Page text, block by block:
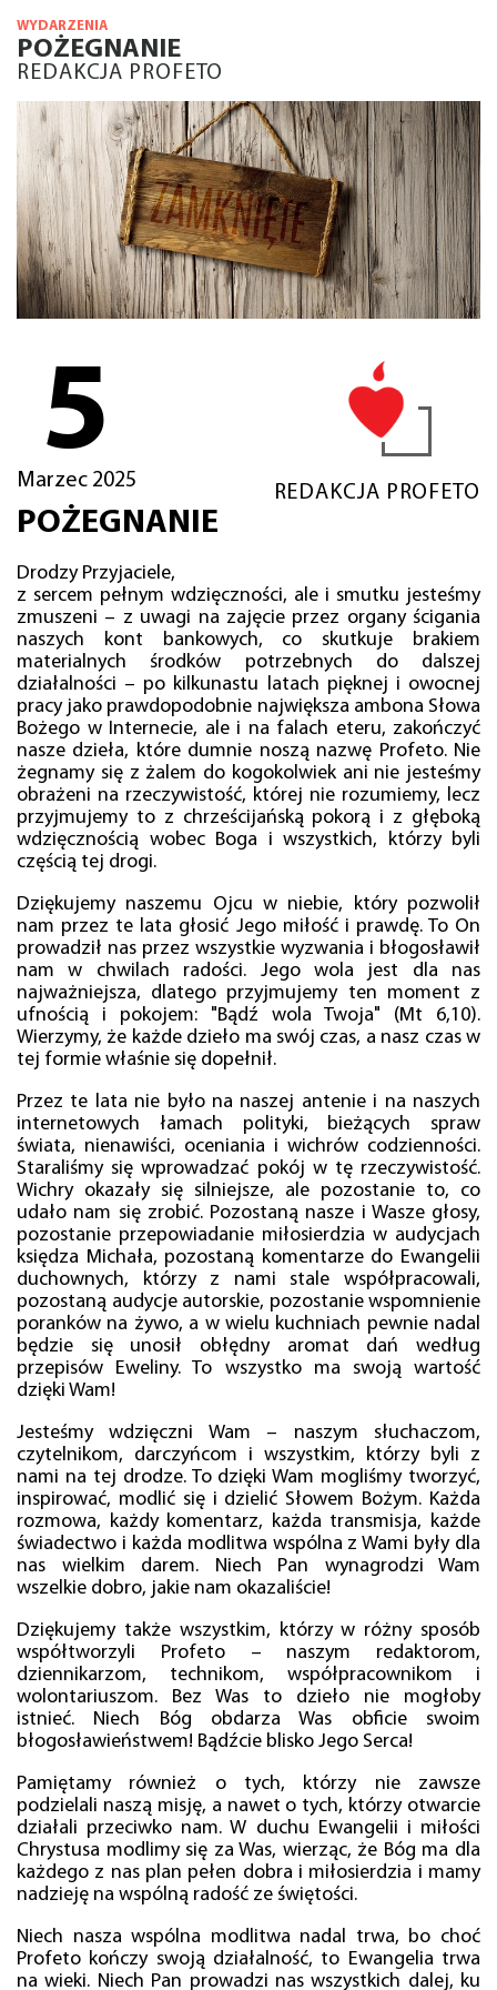
WYDARZENIA
POŻEGNANIE
REDAKCJA PROFETO
5
Marzec 2025
REDAKCJA PROFETO
POŻEGNANIE
Drodzy Przyjaciele,
z sercem pełnym wdzięczności, ale i smutku jesteśmy
zmuszeni – z uwagi na zajęcie przez organy ścigania
naszych kont bankowych, co skutkuje brakiem
materialnych środków potrzebnych do dalszej
działalności – po kilkunastu latach pięknej i owocnej
pracy jako prawdopodobnie największa ambona Słowa
Bożego w Internecie, ale i na falach eteru, zakończyć
nasze dzieła, które dumnie noszą nazwę Profeto. Nie
żegnamy się z żalem do kogokolwiek ani nie jesteśmy
obrażeni na rzeczywistość, której nie rozumiemy, lecz
przyjmujemy to z chrześcijańską pokorą i z głęboką
wdzięcznością wobec Boga i wszystkich, którzy byli
częścią tej drogi.
Dziękujemy naszemu Ojcu w niebie, który pozwolił
nam przez te lata głosić Jego miłość i prawdę. To On
prowadził nas przez wszystkie wyzwania i błogosławił
nam w chwilach radości. Jego wola jest dla nas
najważniejsza, dlatego przyjmujemy ten moment z
ufnością i pokojem: "Bądź wola Twoja" (Mt 6,10).
Wierzymy, że każde dzieło ma swój czas, a nasz czas w
tej formie właśnie się dopełnił.
Przez te lata nie było na naszej antenie i na naszych
internetowych łamach polityki, bieżących spraw
świata, nienawiści, oceniania i wichrów codzienności.
Staraliśmy się wprowadzać pokój w tę rzeczywistość.
Wichry okazały się silniejsze, ale pozostanie to, co
udało nam się zrobić. Pozostaną nasze i Wasze głosy,
pozostanie przepowiadanie miłosierdzia w audycjach
księdza Michała, pozostaną komentarze do Ewangelii
duchownych, którzy z nami stale współpracowali,
pozostaną audycje autorskie, pozostanie wspomnienie
poranków na żywo, a w wielu kuchniach pewnie nadal
będzie się unosił obłędny aromat dań według
przepisów Eweliny. To wszystko ma swoją wartość
dzięki Wam!
Jesteśmy wdzięczni Wam – naszym słuchaczom,
czytelnikom, darczyńcom i wszystkim, którzy byli z
nami na tej drodze. To dzięki Wam mogliśmy tworzyć,
inspirować, modlić się i dzielić Słowem Bożym. Każda
rozmowa, każdy komentarz, każda transmisja, każde
świadectwo i każda modlitwa wspólna z Wami były dla
nas wielkim darem. Niech Pan wynagrodzi Wam
wszelkie dobro, jakie nam okazaliście!
Dziękujemy także wszystkim, którzy w różny sposób
współtworzyli Profeto – naszym redaktorom,
dziennikarzom, technikom, współpracownikom i
wolontariuszom. Bez Was to dzieło nie mogłoby
istnieć. Niech Bóg obdarza Was obficie swoim
błogosławieństwem! Bądźcie blisko Jego Serca!
Pamiętamy również o tych, którzy nie zawsze
podzielali naszą misję, a nawet o tych, którzy otwarcie
działali przeciwko nam. W duchu Ewangelii i miłości
Chrystusa modlimy się za Was, wierząc, że Bóg ma dla
każdego z nas plan pełen dobra i miłosierdzia i mamy
nadzieję na wspólną radość ze świętości.
Niech nasza wspólna modlitwa nadal trwa, bo choć
Profeto kończy swoją działalność, to Ewangelia trwa
na wieki. Niech Pan prowadzi nas wszystkich dalej, ku